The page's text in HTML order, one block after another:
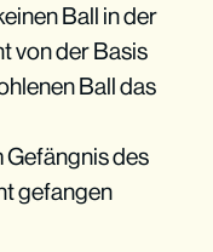
Ball in der
von der Basis
Ball das
Gefängnis des
gefangen